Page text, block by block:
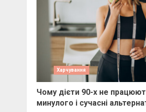
Харчування
Чому дієти 90-х не
минулого і сучасні